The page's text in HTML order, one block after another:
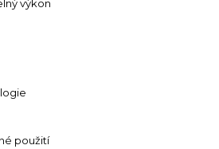
výkon
použití